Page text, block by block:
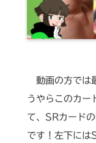
動画の方では
うやらこのカー
て、SRカード
です！左下には